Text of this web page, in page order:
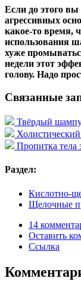
Если до этого
агрессивных
какое-то время,
использования
хуже
недели этот
голову. Надо
Связанные
Твёрдый
Пропитка тела
Раздел:
Кислотно-
Щелочные
14
Оставить
Ссылка